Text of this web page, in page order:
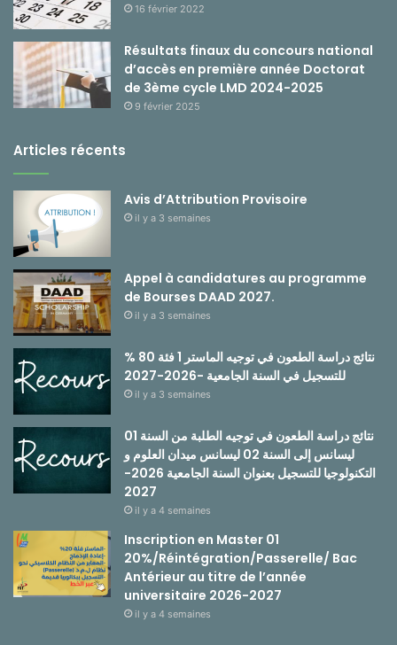
16 février 2022
Résultats finaux du concours national
d’accès en première année Doctorat
de 3ème cycle LMD 2024-2025
9 février 2025
Articles récents
Avis d’Attribution Provisoire
il y a 3 semaines
Appel à candidatures au programme
de Bourses DAAD 2027.
il y a 3 semaines
نتائج دراسة الطعون في توجيه الماستر 1 فئة 80 %
للتسجيل في السنة الجامعية -2026-2027
il y a 3 semaines
نتائج دراسة الطعون في توجيه الطلبة من السنة 01
ليسانس إلى السنة 02 ليسانس ميدان العلوم و
التكنولوجيا للتسجيل بعنوان السنة الجامعية 2026-
2027
il y a 4 semaines
Inscription en Master 01
20%/Réintégration/Passerelle/ Bac
Antérieur au titre de l’année
universitaire 2026-2027
il y a 4 semaines